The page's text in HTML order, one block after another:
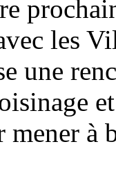
les
une
mener à